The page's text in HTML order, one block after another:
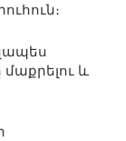
մաքրելու և